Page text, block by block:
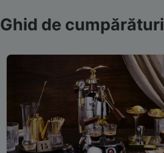
Ghid de cumpărături